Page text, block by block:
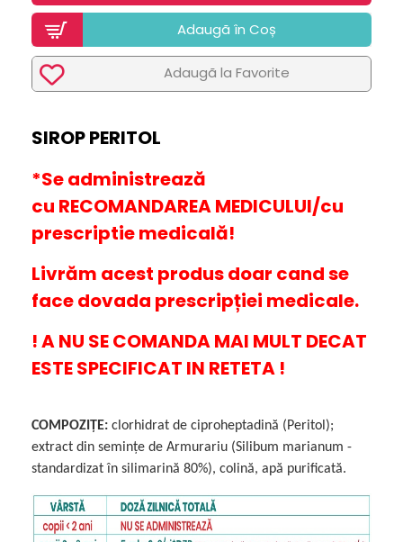
Adaugã în Coș
Adaugã la Favorite
SIROP PERITOL
*Se administrează
cu RECOMANDAREA MEDICULUI/cu
prescriptie medicală!
Livrăm acest produs doar cand se
face dovada prescripției medicale.
! A NU SE COMANDA MAI MULT DECAT
ESTE SPECIFICAT IN RETETA !
COMPOZIȚE: clorhidrat de ciproheptadină (Peritol);
extract din semințe de Armurariu (Silibum marianum -
standardizat în silimarină 80%), colină, apă purificată.